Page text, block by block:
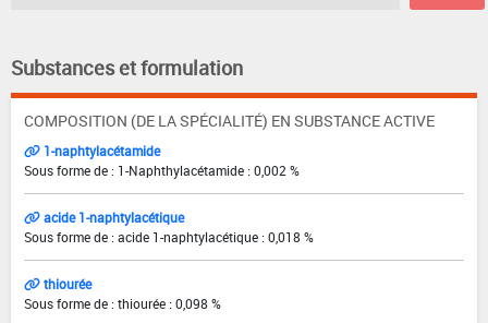
Substances et formulation
COMPOSITION (DE LA SPÉCIALITÉ) EN SUBSTANCE ACTIVE
1-naphtylacétamide
Sous forme de : 1-Naphthylacétamide : 0,002 %
acide 1-naphtylacétique
Sous forme de : acide 1-naphtylacétique : 0,018 %
thiourée
Sous forme de : thiourée : 0,098 %